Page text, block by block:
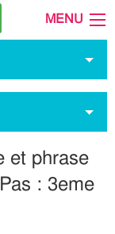
MENU
et phrase
: 3eme